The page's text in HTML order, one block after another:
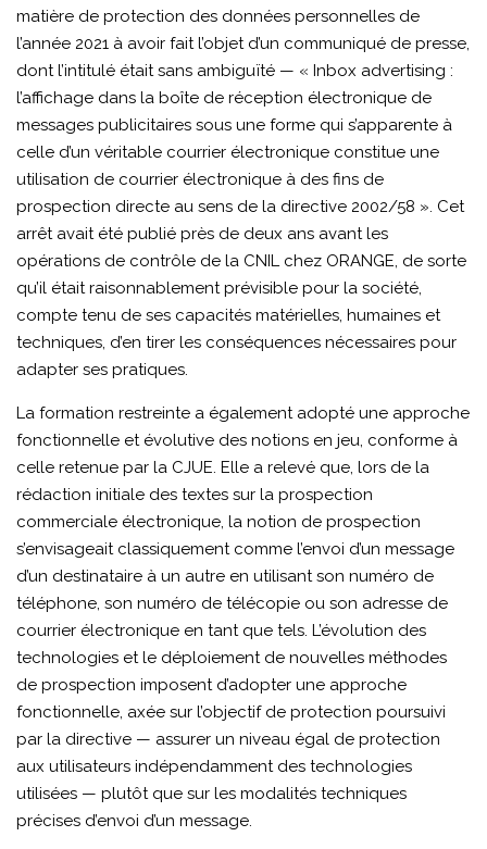
matière de protection des données personnelles de
l’année 2021 à avoir fait l’objet d’un communiqué de presse,
dont l’intitulé était sans ambiguïté — « Inbox advertising :
l’affichage dans la boîte de réception électronique de
messages publicitaires sous une forme qui s’apparente à
celle d’un véritable courrier électronique constitue une
utilisation de courrier électronique à des fins de
prospection directe au sens de la directive 2002/58 ». Cet
arrêt avait été publié près de deux ans avant les
opérations de contrôle de la CNIL chez ORANGE, de sorte
qu’il était raisonnablement prévisible pour la société,
compte tenu de ses capacités matérielles, humaines et
techniques, d’en tirer les conséquences nécessaires pour
adapter ses pratiques.
La formation restreinte a également adopté une approche
fonctionnelle et évolutive des notions en jeu, conforme à
celle retenue par la CJUE. Elle a relevé que, lors de la
rédaction initiale des textes sur la prospection
commerciale électronique, la notion de prospection
s’envisageait classiquement comme l’envoi d’un message
d’un destinataire à un autre en utilisant son numéro de
téléphone, son numéro de télécopie ou son adresse de
courrier électronique en tant que tels. L’évolution des
technologies et le déploiement de nouvelles méthodes
de prospection imposent d’adopter une approche
fonctionnelle, axée sur l’objectif de protection poursuivi
par la directive — assurer un niveau égal de protection
aux utilisateurs indépendamment des technologies
utilisées — plutôt que sur les modalités techniques
précises d’envoi d’un message.